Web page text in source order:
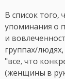
В список того,
упоминания о
и
группах/
"все, что
(женщины в